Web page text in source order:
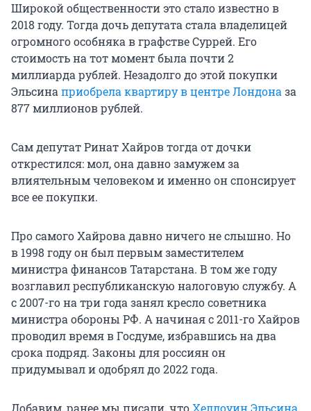
Широкой общественности это стало известно в
2018 году. Тогда дочь депутата стала владелицей
огромного особняка в графстве Суррей. Его
стоимость на тот момент была почти 2
миллиарда рублей. Незадолго до этой покупки
Эльсина приобрела квартиру в центре Лондона за
877 миллионов рублей.
Сам депутат Ринат Хайров тогда от дочки
открестился: мол, она давно замужем за
влиятельным человеком и именно он спонсирует
все ее покупки.
Про самого Хайрова давно ничего не слышно. Но
в 1998 году он был первым заместителем
министра финансов Татарстана. В том же году
возглавил республиканскую налоговую службу. А
с 2007-го на три года занял кресло советника
министра обороны РФ. А начиная с 2011-го Хайров
проводил время в Госдуме, избравшись на два
срока подряд. Законы для россиян он
придумывал и одобрял до 2022 года.
Добавим, ранее мы писали, чтоХеллоуин Эльсина